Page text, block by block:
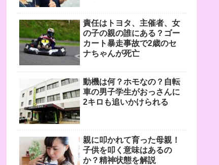
責任はトヨタ、主催者、女
の子の親の誰にある？ゴー
カート暴走事故で2歳のセ
ナちゃんが死亡
動機は何？ホモなの？自転
車の男子学生がおっさんに
2キロも追いかけられる
親に叩かれて育った母親！
子供を叩く意味はあるの
か？精神状態を解説